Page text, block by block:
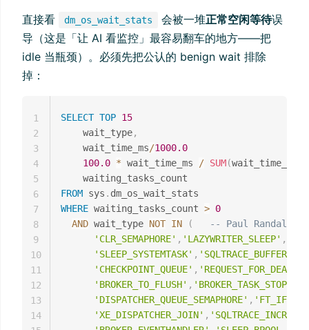
直接看 dm_os_wait_stats 会被一堆正常空闲等待误
导（这是「让 AI 看监控」最容易翻车的地方——把
idle 当瓶颈）。必须先把公认的 benign wait 排除
掉：
SELECT TOP 15
    wait_type
,
    wait_time_ms
/1000.0
100.0 * wait_time_ms / SUM(wait_time_ms
FROM sys .
WHERE waiting_tasks_count > 0
AND wait_type NOT IN (
-- Paul Randal 那
'CLR_SEMAPHORE' , 'LAZYWRITER_SLEEP' ,
'SLEEP_SYSTEMTASK' ,
'CHECKPOINT_QUEUE' ,
'BROKER_TO_FLUSH' , 'BROKER_TASK_STOP'
'DISPATCHER_QUEUE_SEMAPHORE' ,
'XE_DISPATCHER_JOIN' ,
1
2
3
4
5
6
7
8
9
10
11
12
13
14